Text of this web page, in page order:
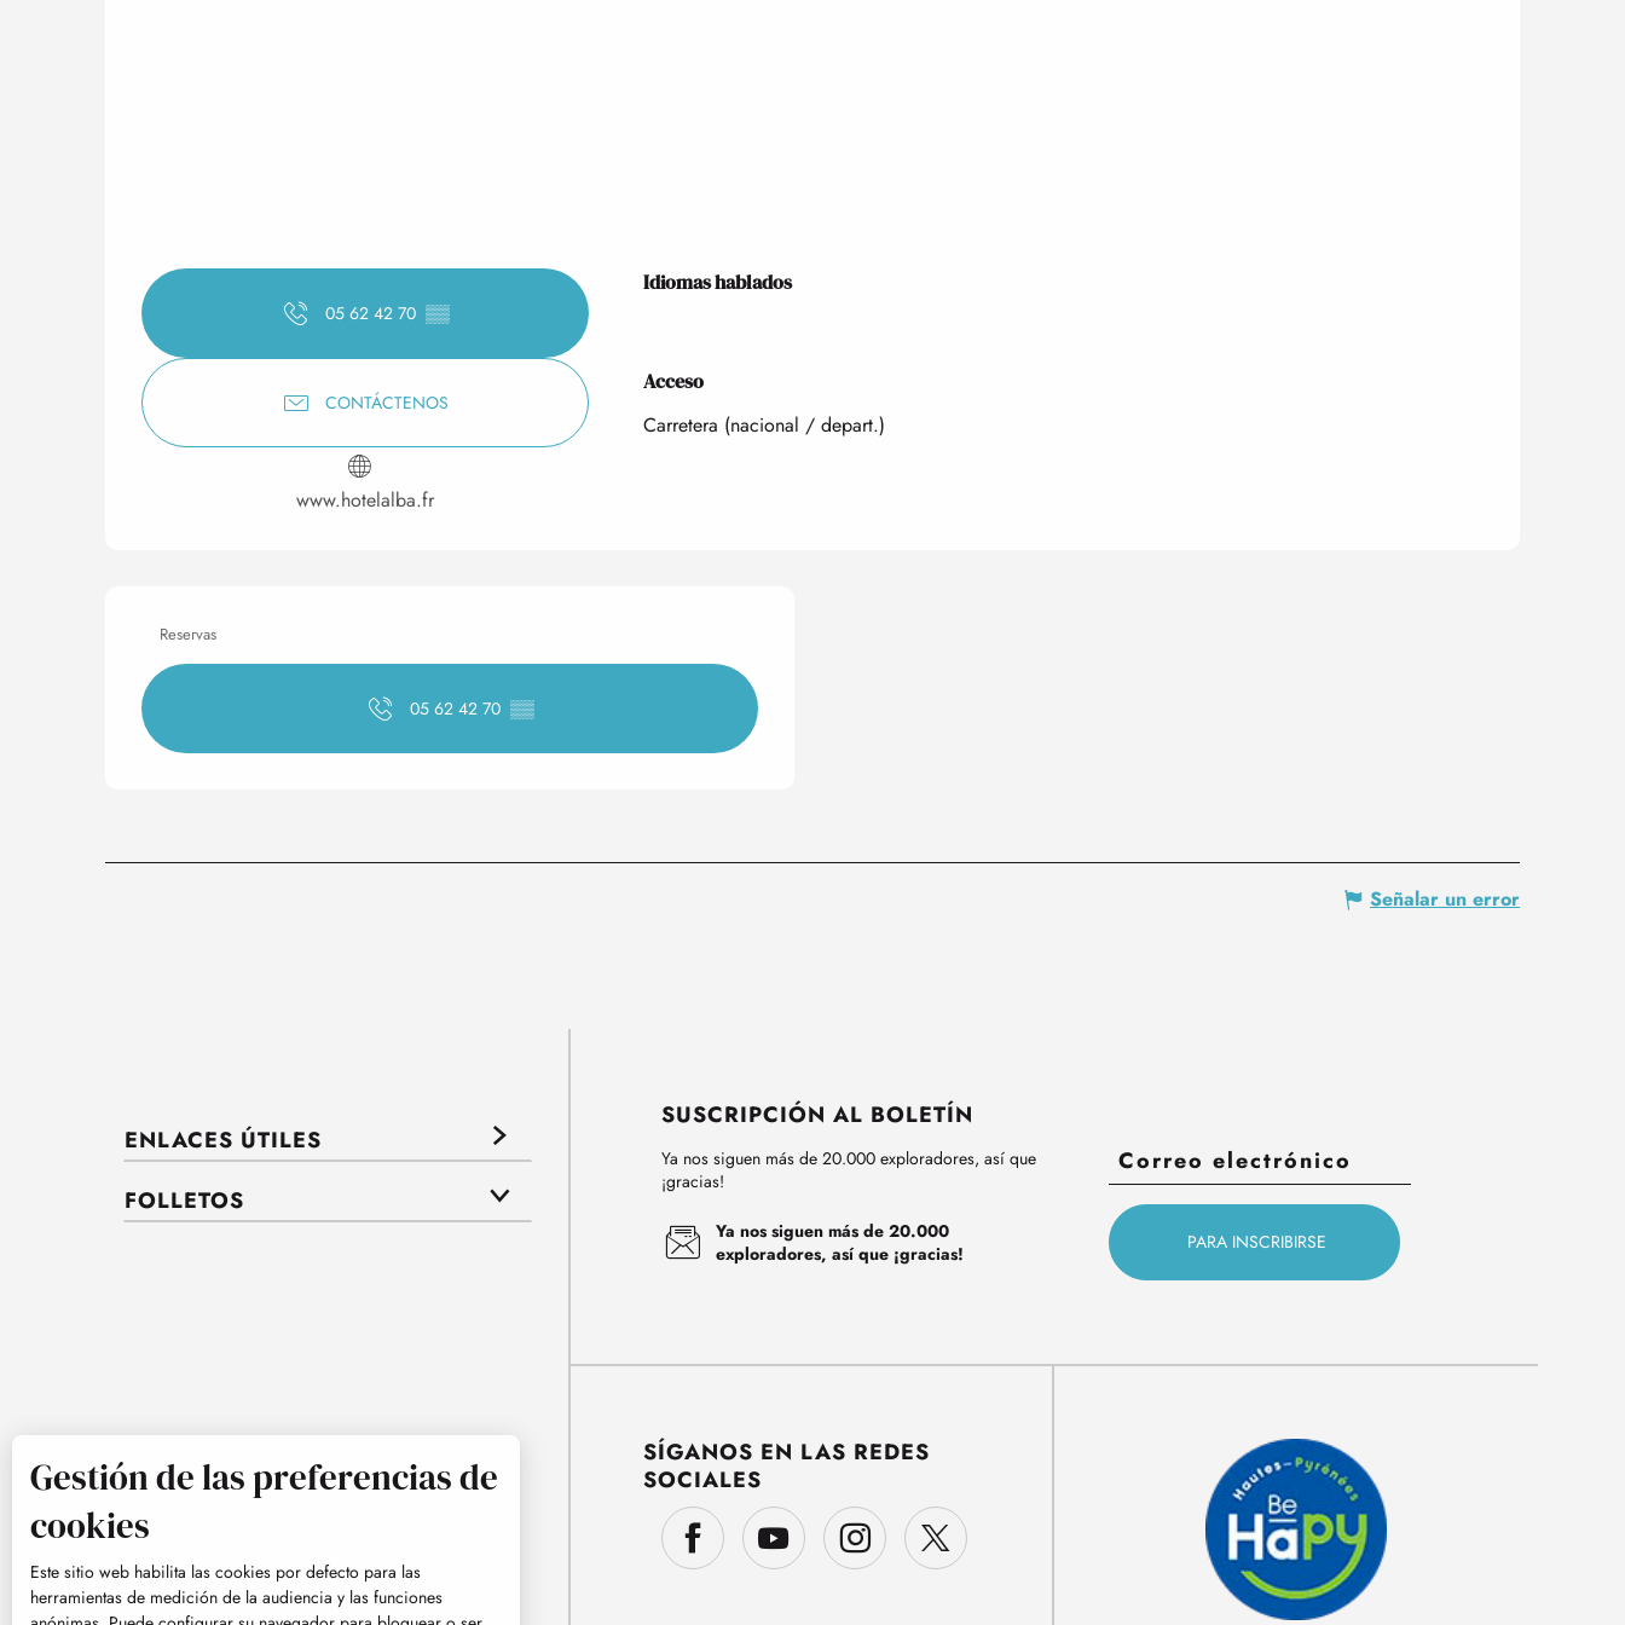
05 62 42 70 ▒▒
CONTÁCTENOS
www.hotelalba.fr
Idiomas hablados
Idiomas hablados
Acceso
Acceso
Carretera (nacional / depart.)
Reservas
05 62 42 70 ▒▒
Señalar un error
ENLACES ÚTILES
FOLLETOS
SUSCRIPCIÓN AL BOLETÍN
Ya nos siguen más de 20.000 exploradores, así que
¡gracias!
Ya nos siguen más de 20.000
exploradores, así que ¡gracias!
SÍGANOS EN LAS REDES
SOCIALES
Gestión de las preferencias de
cookies
Este sitio web habilita las cookies por defecto para las
herramientas de medición de la audiencia y las funciones